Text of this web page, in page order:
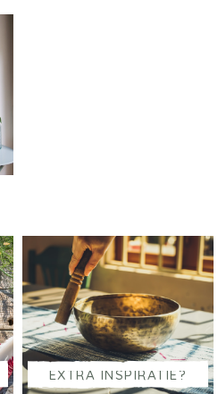
EXTRA INSPIRATIE?